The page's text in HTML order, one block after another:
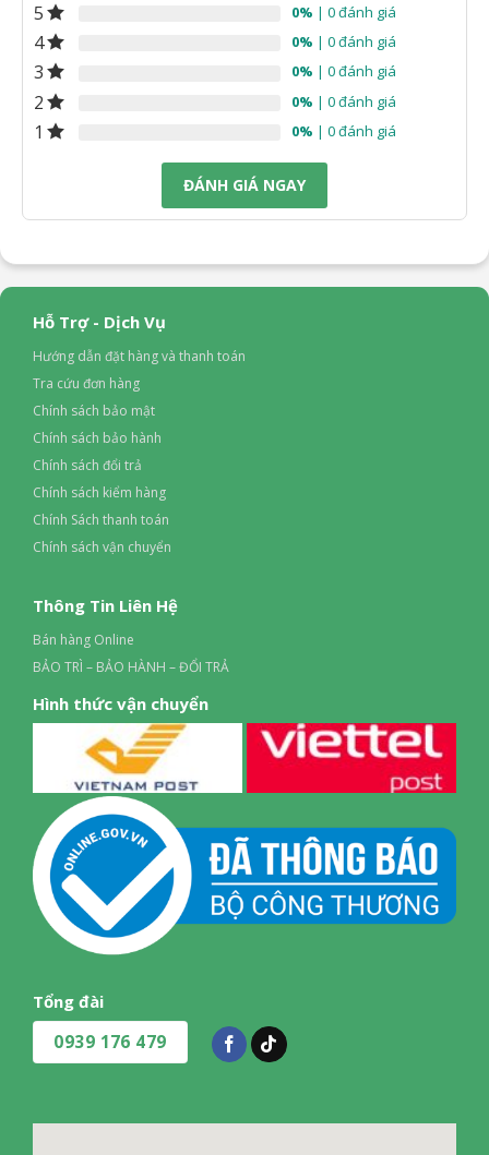
5 0% | 0 đánh giá
4 0% | 0 đánh giá
3 0% | 0 đánh giá
2 0% | 0 đánh giá
1 0% | 0 đánh giá
ĐÁNH GIÁ NGAY
Hỗ Trợ - Dịch Vụ
Hướng dẫn đặt hàng và thanh toán
Tra cứu đơn hàng
Chính sách bảo mật
Chính sách bảo hành
Chính sách đổi trả
Chính sách kiểm hàng
Chính Sách thanh toán
Chính sách vận chuyển
Thông Tin Liên Hệ
Bán hàng Online
BẢO TRÌ – BẢO HÀNH – ĐỔI TRẢ
Hình thức vận chuyển
Tổng đài
0939 176 479